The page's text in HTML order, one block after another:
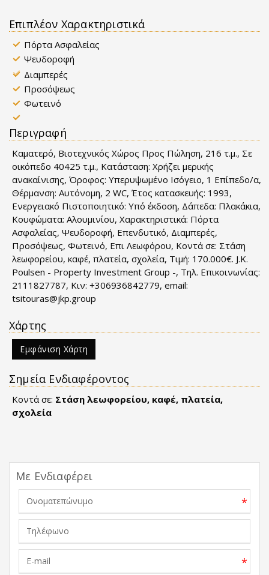
Επιπλέον Χαρακτηριστικά
Πόρτα Ασφαλείας
Ψευδοροφή
Διαμπερές
Προσόψεως
Φωτεινό
Περιγραφή
Καματερό, Βιοτεχνικός Χώρος Προς Πώληση, 216 τ.μ., Σε
οικόπεδο 40425 τ.μ., Κατάσταση: Χρήζει μερικής
ανακαίνισης, Όροφος: Υπερυψωμένο Ισόγειο, 1 Επίπεδο/α,
Θέρμανση: Αυτόνομη, 2 WC, Έτος κατασκευής: 1993,
Ενεργειακό Πιστοποιητικό: Υπό έκδοση, Δάπεδα: Πλακάκια,
Kουφώματα: Αλουμινίου, Χαρακτηριστικά: Πόρτα
Ασφαλείας, Ψευδοροφή, Επενδυτικό, Διαμπερές,
Προσόψεως, Φωτεινό, Επι Λεωφόρου, Κοντά σε: Στάση
λεωφορείου, καφέ, πλατεία, σχολεία, Τιμή: 170.000€. J.K.
Poulsen - Property Investment Group -, Τηλ. Επικοινωνίας:
2111827787, Κιν: +306936842779, email:
tsitouras@jkp.group
Χάρτης
Εμφάνιση Χάρτη
Σημεία Ενδιαφέροντος
Κοντά σε: Στάση λεωφορείου, καφέ, πλατεία,
σχολεία
Με Ενδιαφέρει
*
*